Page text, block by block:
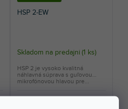
HSP 2-EW
Skladom na predajni (1 ks)
HSP 2 je vysoko kvalitná
náhlavná súprava s guľovou
mikrofónovou hlavou pre...